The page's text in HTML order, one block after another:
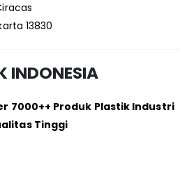
13830
INDONESIA
7000++ Produk Plastik Industri
Tinggi